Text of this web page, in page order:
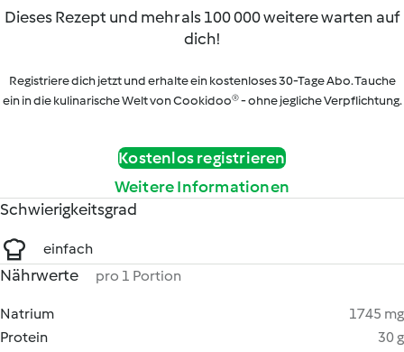
Dieses Rezept und mehr als 100 000 weitere warten auf
dich!
Registriere dich jetzt und erhalte ein kostenloses 30-Tage Abo. Tauche
ein in die kulinarische Welt von Cookidoo® - ohne jegliche Verpflichtung.
Kostenlos registrieren
Weitere Informationen
Schwierigkeitsgrad
einfach
Nährwerte pro 1 Portion
Natrium
1745 mg
Protein
30 g